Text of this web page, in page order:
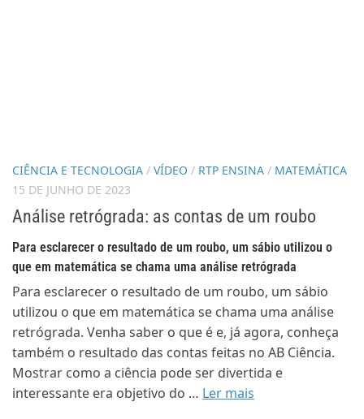
CIÊNCIA E TECNOLOGIA / VÍDEO / RTP ENSINA / MATEMÁTICA
15 DE JUNHO DE 2023
Análise retrógrada: as contas de um roubo
Para esclarecer o resultado de um roubo, um sábio utilizou o
que em matemática se chama uma análise retrógrada
Para esclarecer o resultado de um roubo, um sábio
utilizou o que em matemática se chama uma análise
retrógrada. Venha saber o que é e, já agora, conheça
também o resultado das contas feitas no AB Ciência.
Mostrar como a ciência pode ser divertida e
interessante era objetivo do … Ler mais